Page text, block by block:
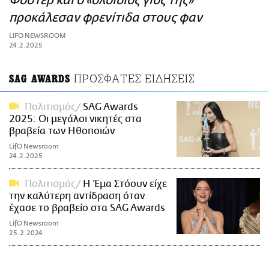
ΑΜΠΑ
PRINT
προκάλεσαν φρενίτιδα στους φαν
LIFO NEWSROOM
24.2.2025
SAG AWARDS ΠΡΟΣΦΑΤΕΣ ΕΙΔΗΣΕΙΣ
Πολιτισμός
SAG Awards
2025: Οι μεγάλοι νικητές στα
βραβεία των Ηθοποιών
LifO Newsroom
24.2.2025
Πολιτισμός
Η Έμα Στόουν είχε
την καλύτερη αντίδραση όταν
έχασε το βραβείο στα SAG Awards
LifO Newsroom
25.2.2024